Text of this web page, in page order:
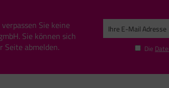
Sie keine
Sie können sich
Seite abmelden.
Die